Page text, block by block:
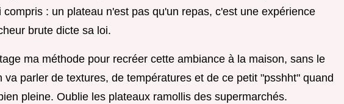
compris : un plateau n'est pas qu'un repas, c'est une expérience
brute dicte sa loi.
ma méthode pour recréer cette ambiance à la maison, sans le
va parler de textures, de températures et de ce petit "psshht" quand
pleine. Oublie les plateaux ramollis des supermarchés.